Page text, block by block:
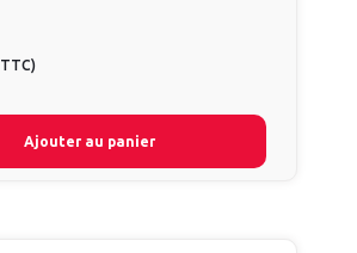
TTC)
Ajouter au panier